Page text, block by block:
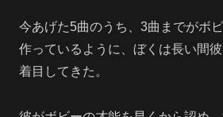
今あげた5曲のうち、3曲までがボ
作っているように、ぼくは長い間
着目してきた。